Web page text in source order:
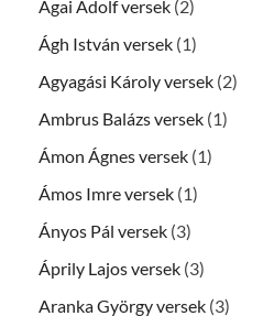
Ágai Adolf versek (2)
Ágh István versek (1)
Agyagási Károly versek (2)
Ambrus Balázs versek (1)
Ámon Ágnes versek (1)
Ámos Imre versek (1)
Ányos Pál versek (3)
Áprily Lajos versek (3)
Aranka György versek (3)